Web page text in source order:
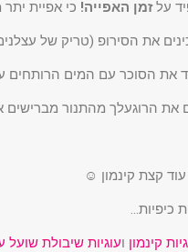
עלזמן האפייה! כי אפיית
את הסוכר עם המים הרותחים
קצת קינמון ☺
כיפיות…
קינמון ועוגיות שיבולת